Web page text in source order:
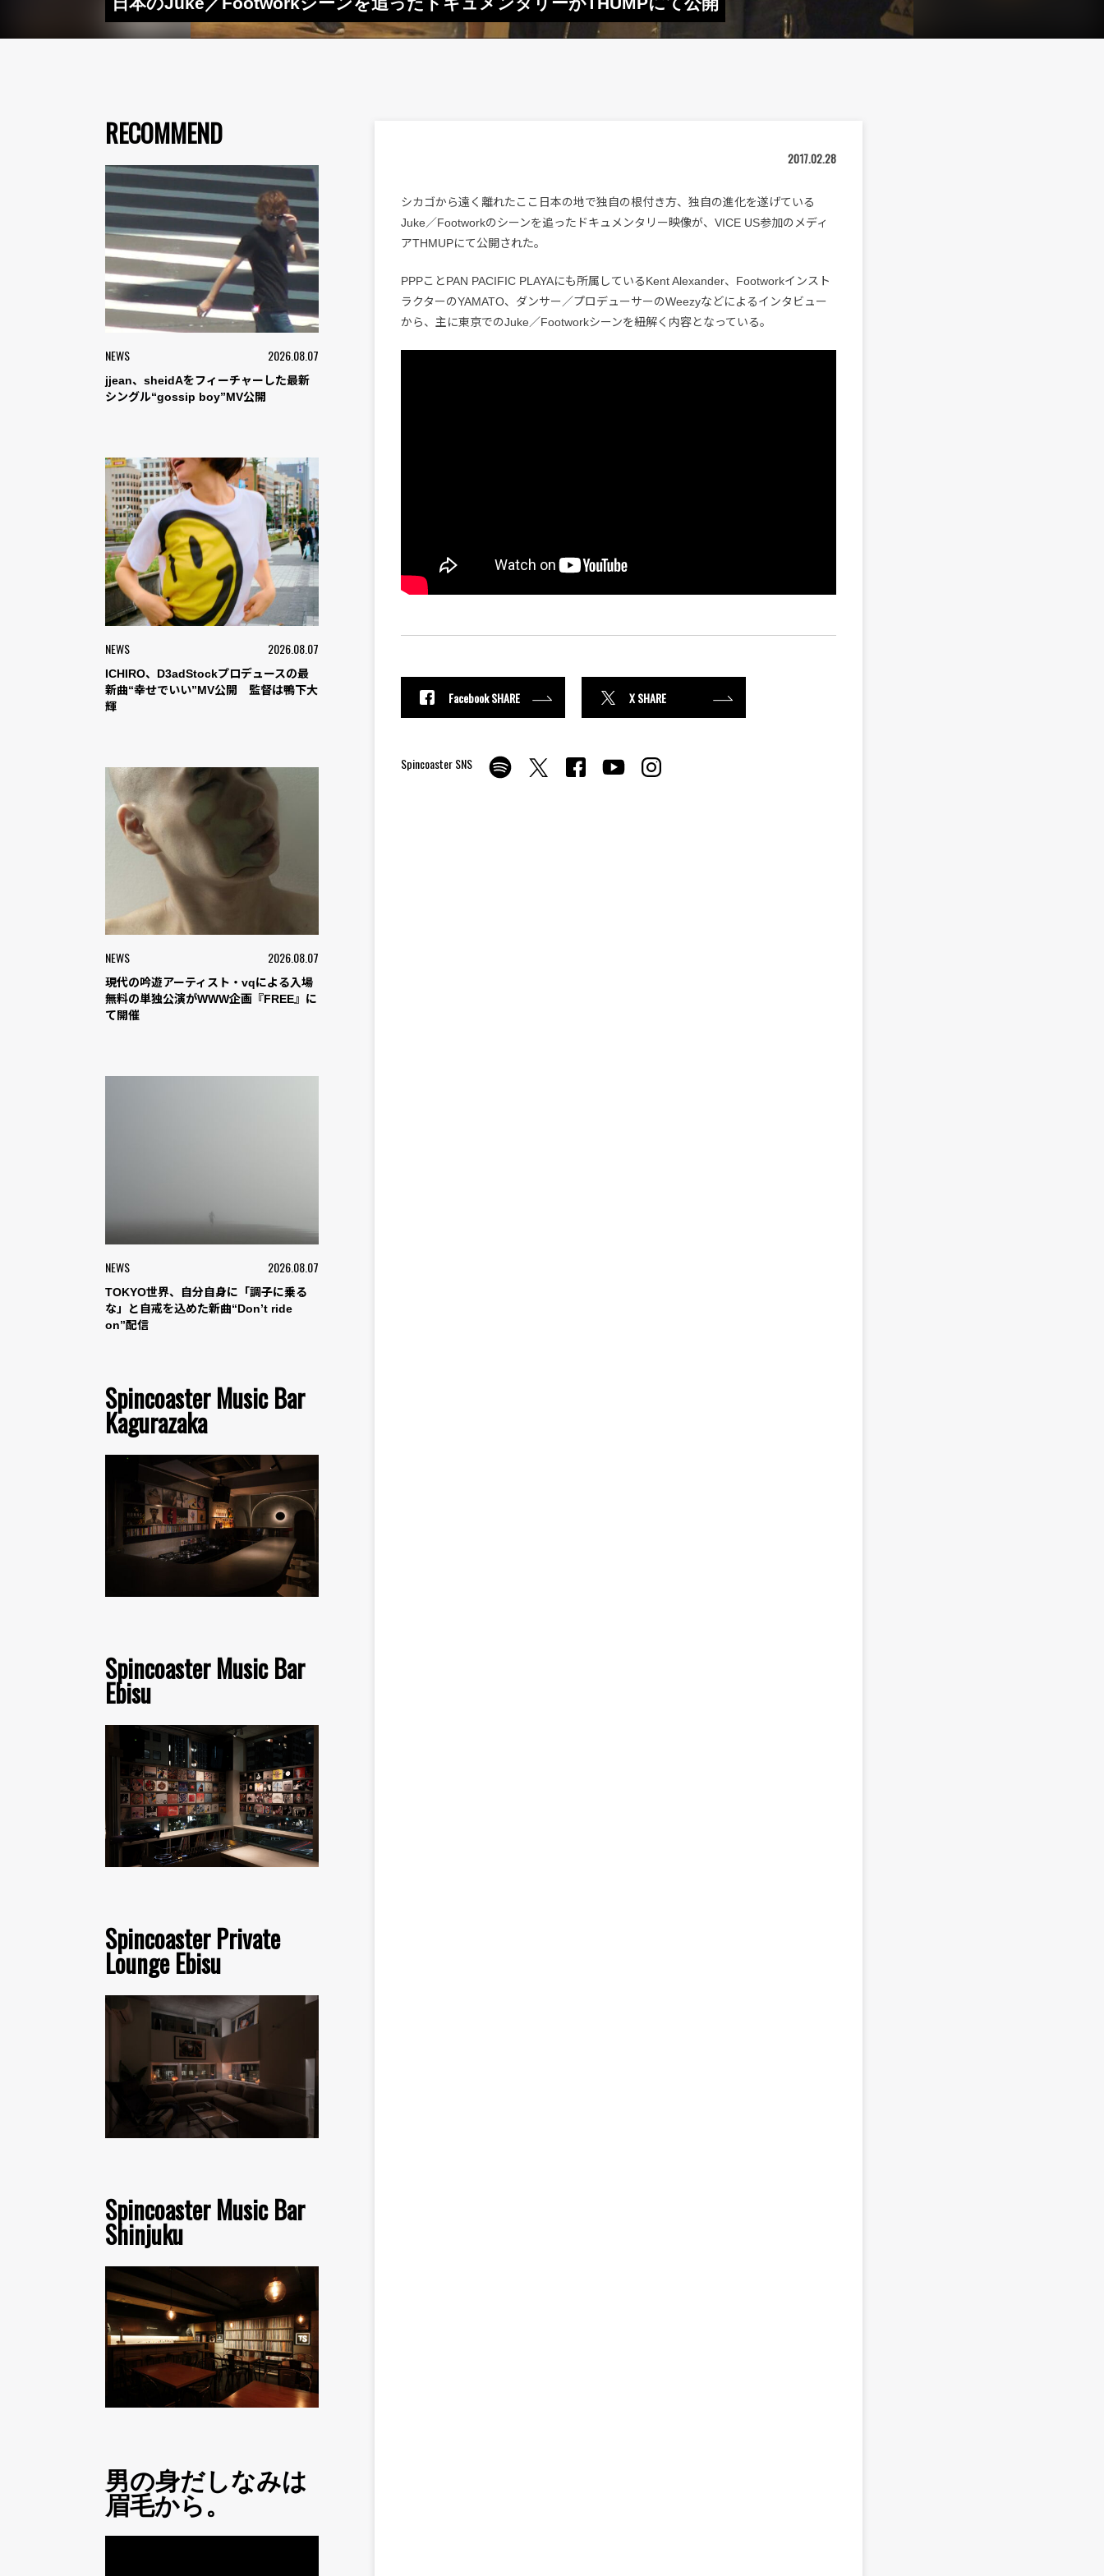
RECOMMEND
NEWS 2026.08.07
jjean、sheidAをフィーチャーした最新
シングル“gossip boy”MV公開
NEWS 2026.08.07
ICHIRO、D3adStockプロデュースの最
新曲“幸せでいい”MV公開 監督は鴨下大
輝
NEWS 2026.08.07
現代の吟遊アーティスト・vqによる入場
無料の単独公演がWWW企画『FREE』に
て開催
NEWS 2026.08.07
TOKYO世界、自分自身に「調子に乗る
な」と自戒を込めた新曲“Don’t ride
on”配信
Spincoaster Music Bar
Kagurazaka
Spincoaster Music Bar
Ebisu
Spincoaster Private
Lounge Ebisu
Spincoaster Music Bar
Shinjuku
男の身だしなみは
眉毛から。
2017.02.28
シカゴから遠く離れたここ日本の地で独自の根付き方、独自の進化を遂げている
Juke／Footworkのシーンを追ったドキュメンタリー映像が、VICE US参加のメディ
アTHMUPにて公開された。
PPPことPAN PACIFIC PLAYAにも所属しているKent Alexander、Footworkインスト
ラクターのYAMATO、ダンサー／プロデューサーのWeezyなどによるインタビュー
から、主に東京でのJuke／Footworkシーンを紐解く内容となっている。
Facebook SHARE X SHARE
Spincoaster SNS